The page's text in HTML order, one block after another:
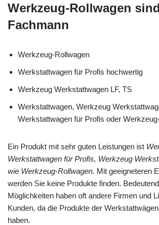
Werkzeug-Rollwagen
Fachmann
Werkzeug-Rollwagen
Werkstattwagen für Profis hochwertig
Werkzeug Werkstattwagen LF, TS
Werkstattwagen, Werkzeug
Werkstattwagen für Profis oder
Ein Produkt mit sehr guten Leistungen ist
Werkstattwagen für Profis, Werkzeug
wie Werkzeug-Rollwagen. Mit geeigneteren
werden Sie keine Produkte finden.
Möglichkeiten haben oft andere Firmen und
Kunden, da die Produkte der
haben.